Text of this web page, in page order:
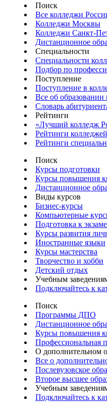
Поиск
Все колледжи
Колледжи Москвы
Колледжи Санкт-
Дистанционное
Специальности
Специальности
Подбор по
Поступление
Поступление в
Все об образовании
Словарь
Рейтинги
«Лучший колледж
Рейтинги колледжей
Рейтинги
Поиск
Курсы подготовки
Курсы повышения
Дистанционное
Виды курсов
Бизнес-курсы
Компьютерные
Подготовка к
Курсы развития
Иностранные языки
Курсы мастерства
Творчество и хобби
Детский отдых
Учебным
Подключайтесь к
Поиск
Программы ДПО
Дистанционное
Курсы повышения
Профессиональная
О дополнительном
Все о
Послевузовское
Второе высшее
Учебным
Подключайтесь к